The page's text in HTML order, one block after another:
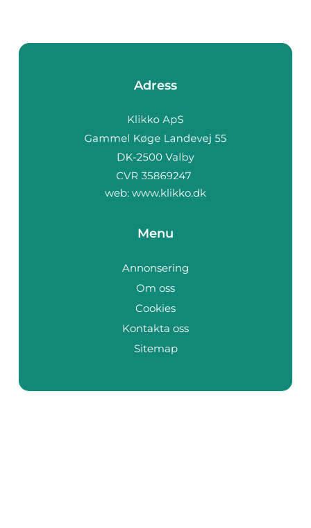
Adress
web: www.klikko.dk
Menu
Annonsering
Om oss
Cookies
Kontakta oss
Sitemap